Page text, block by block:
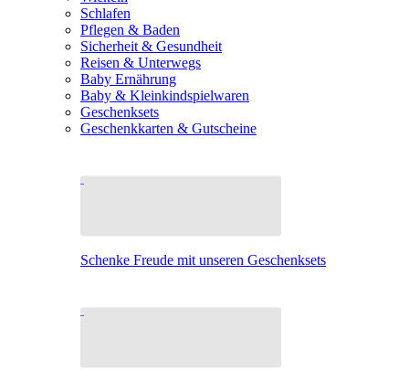
Schlafen
Pflegen & Baden
Sicherheit & Gesundheit
Reisen & Unterwegs
Baby Ernährung
Baby & Kleinkindspielwaren
Geschenksets
Geschenkkarten & Gutscheine
Schenke Freude mit unseren Geschenksets